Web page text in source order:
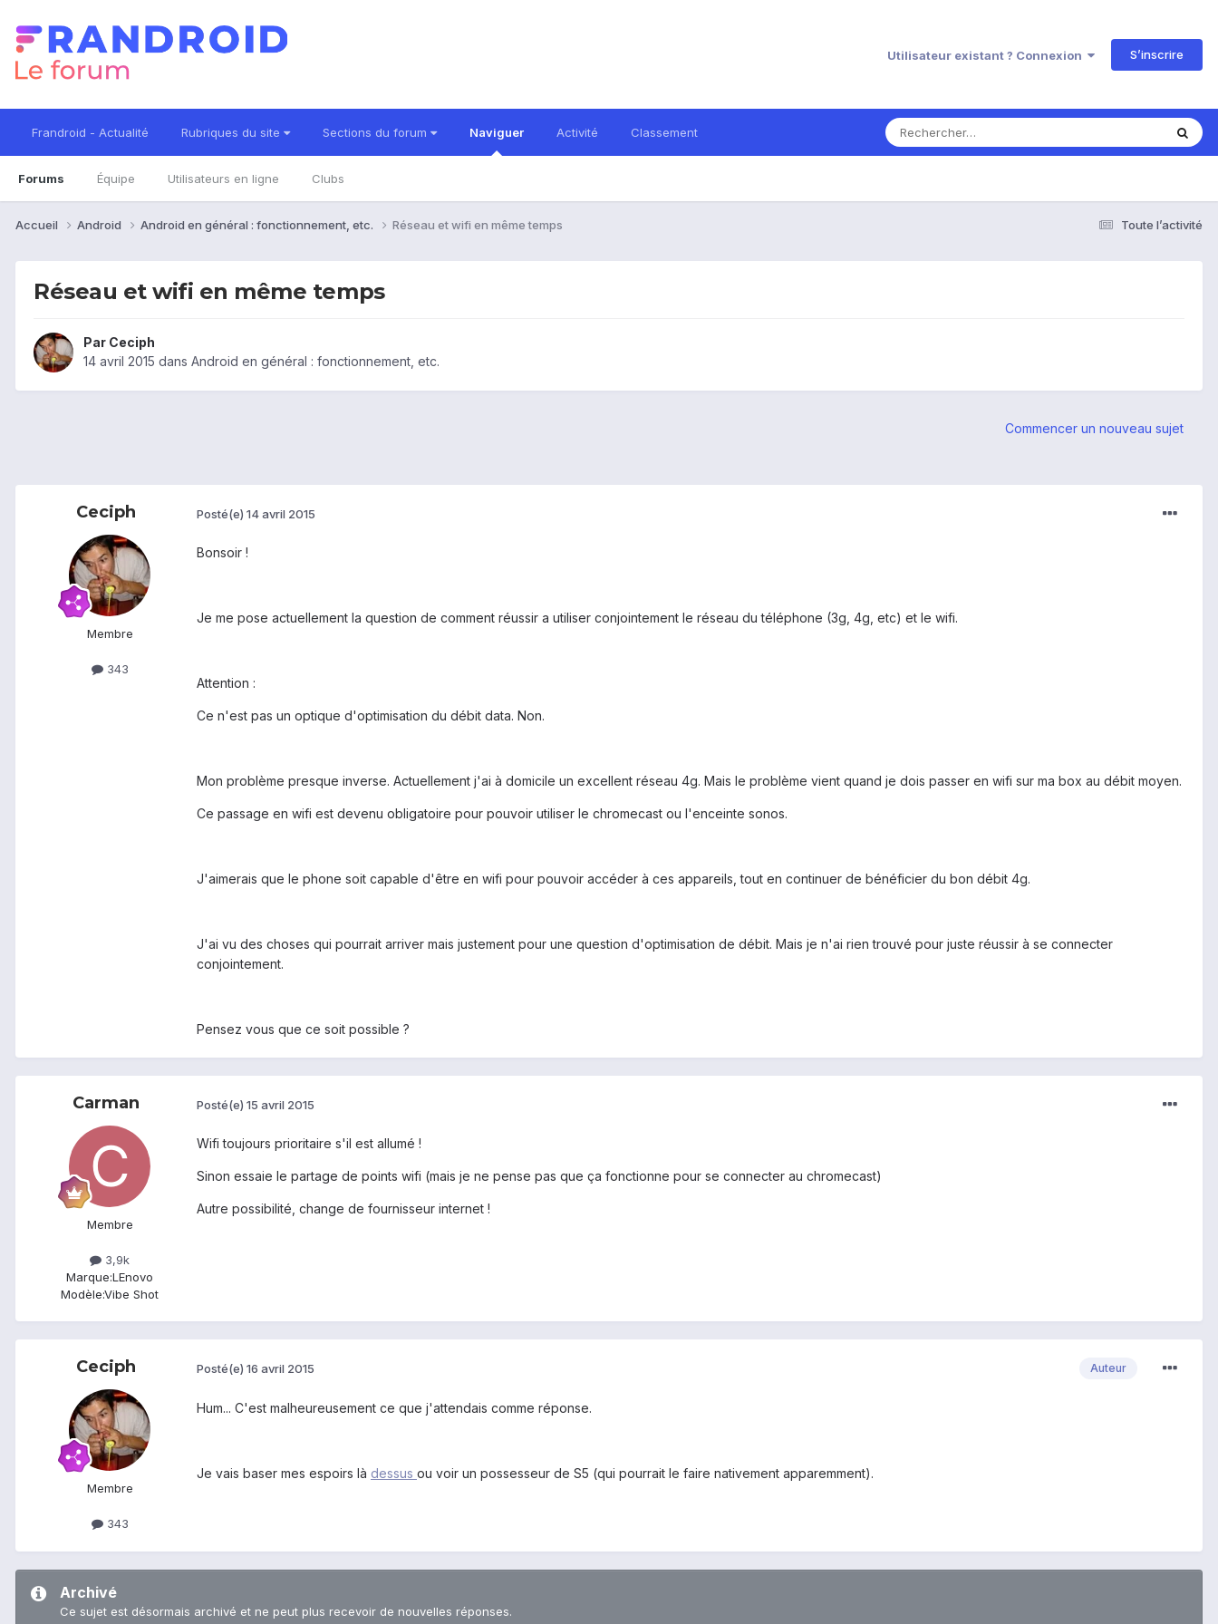
Utilisateur existant ? Connexion S’inscrire
Frandroid - Actualité Rubriques du site Sections du forum Naviguer
Forums Équipe Utilisateurs en ligne Clubs
Activité Classement
Toute l’activité
Accueil Android Android en général : fonctionnement, etc. Réseau et wifi en même temps
Réseau et wifi en même temps
Par Ceciph
14 avril 2015 dans Android en général : fonctionnement, etc.
Commencer un nouveau sujet
Ceciph
Membre
343
Posté(e) 14 avril 2015
Bonsoir !
Je me pose actuellement la question de comment réussir a utiliser conjointement le réseau du téléphone (3g, 4g, etc) et le wifi.
Attention :
Ce n'est pas un optique d'optimisation du débit data. Non.
Mon problème presque inverse. Actuellement j'ai à domicile un excellent réseau 4g. Mais le problème vient quand je dois passer en wifi sur ma box au débit moyen.
Ce passage en wifi est devenu obligatoire pour pouvoir utiliser le chromecast ou l'enceinte sonos.
J'aimerais que le phone soit capable d'être en wifi pour pouvoir accéder à ces appareils, tout en continuer de bénéficier du bon débit 4g.
J'ai vu des choses qui pourrait arriver mais justement pour une question d'optimisation de débit. Mais je n'ai rien trouvé pour juste réussir à se connecter
conjointement.
Pensez vous que ce soit possible ?
Carman
Membre
3,9k
Marque:LEnovo
Modèle:Vibe Shot
Posté(e) 15 avril 2015
Wifi toujours prioritaire s'il est allumé !
Sinon essaie le partage de points wifi (mais je ne pense pas que ça fonctionne pour se connecter au chromecast)
Autre possibilité, change de fournisseur internet !
Ceciph
Membre
343
Auteur
Posté(e) 16 avril 2015
Hum... C'est malheureusement ce que j'attendais comme réponse.
Je vais baser mes espoirs là dessus ou voir un possesseur de S5 (qui pourrait le faire nativement apparemment).
Archivé
Ce sujet est désormais archivé et ne peut plus recevoir de nouvelles réponses.